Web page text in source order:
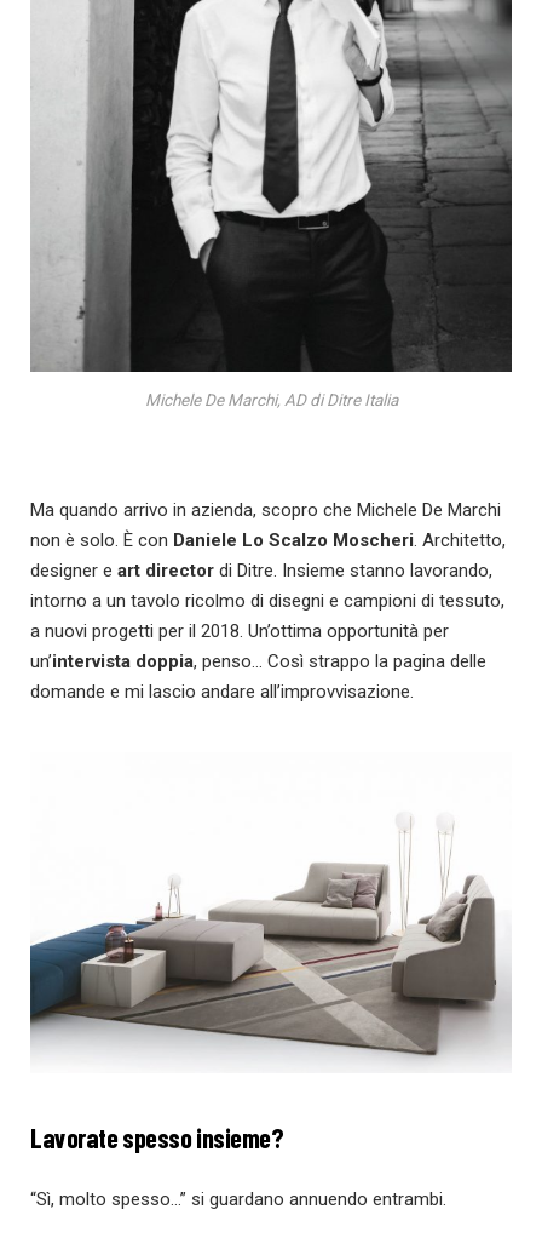
Michele De Marchi, AD di Ditre Italia
Ma quando arrivo in azienda, scopro che Michele De Marchi
non è solo. È con Daniele Lo Scalzo Moscheri . Architetto,
designer e art director di Ditre. Insieme stanno lavorando,
intorno a un tavolo ricolmo di disegni e campioni di tessuto,
a nuovi progetti per il 2018. Un’ottima opportunità per
un’intervista doppia, penso… Così strappo la pagina delle
domande e mi lascio andare all’improvvisazione.
Lavorate spesso insieme?
“Sì, molto spesso…” si guardano annuendo entrambi.